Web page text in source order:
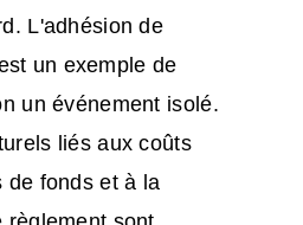
L'adhésion de
un exemple de
un événement isolé.
liés aux coûts
de fonds et à la